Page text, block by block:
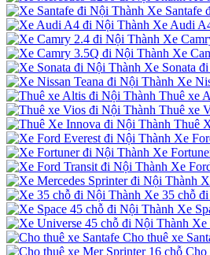
Xe Santafe
Xe Audi
Xe
Xe
Xe Sonata
Xe
Thuê xe
Thuê xe
Thuê
Xe
Xe
Xe
Xe 35 chỗ
Xe
Xe
Cho thuê xe
Cho